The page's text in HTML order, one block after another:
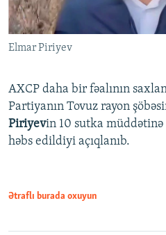
Elmar Piriyev
AXCP daha bir fəalının
Partiyanın Tovuz rayon
Piriyevin 10 sutka
həbs edildiyi açıqlanıb.
Ətraflı burada oxuyun